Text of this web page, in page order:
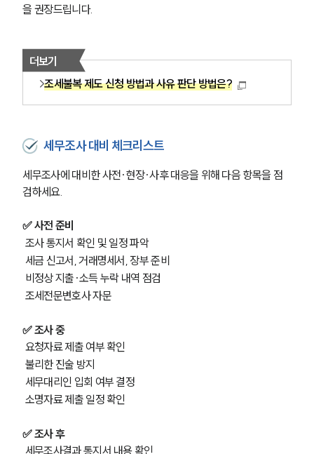
소식/자료
공지사항
법률 블로그
법률서식
뉴스레터/브로슈어
대륜법률상담예약
대륜법률상담예약
을 권장드립니다.
더보기
조세불복 제도 신청 방법과 사유 판단 방법은?
세무조사 대비 체크리스트
세무조사에 대비한 사전·현장·사후 대응을 위해 다음 항목을 점
검하세요.
✅ 사전 준비
조사 통지서 확인 및 일정 파악
세금 신고서, 거래명세서, 장부 준비
비정상 지출·소득 누락 내역 점검
조세전문변호사 자문
✅ 조사 중
요청자료 제출 여부 확인
불리한 진술 방지
세무대리인 입회 여부 결정
소명자료 제출 일정 확인
✅ 조사 후
세무조사결과 통지서 내용 확인